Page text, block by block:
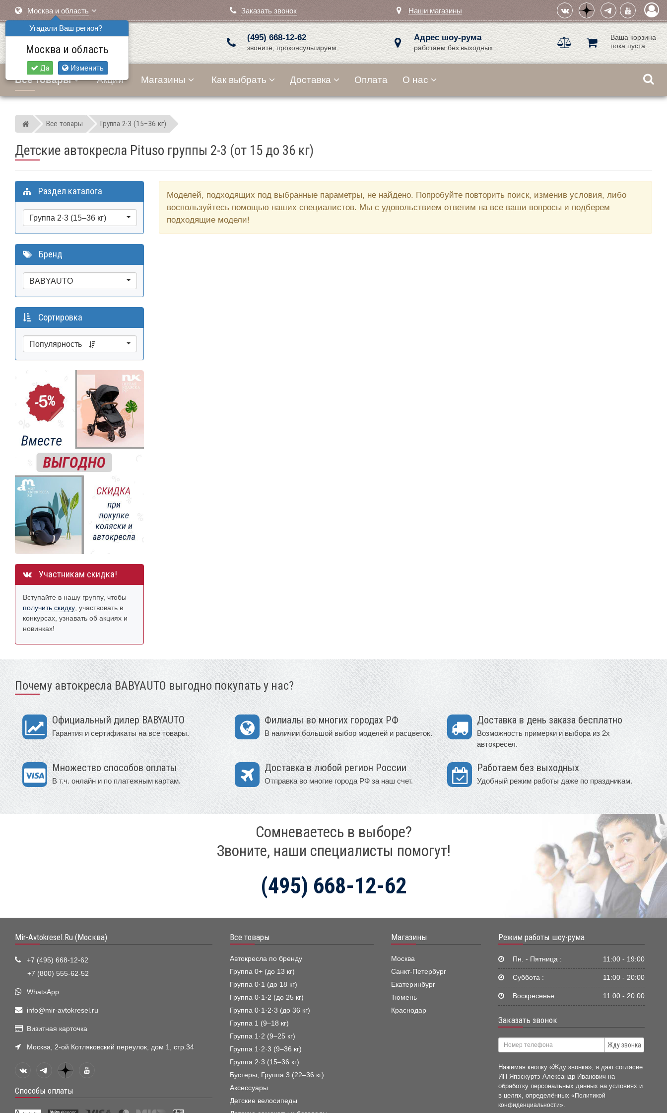
Москва и область
Угадали Ваш регион?
Москва и область
Да Изменить
Заказать звонок Наши магазины
(495) 668-12-62
звоните, проконсультируем
Адрес шоу-рума
работаем без выходных
Ваша корзина
пока пуста
Все товары Акции Магазины Как выбрать Доставка Оплата О нас
Мир детских автокресел
Все товары Группа 2·3 (15–36 кг)
Детские автокресла Pituso группы 2-3 (от 15 до 36 кг)
Моделей, подходящих под выбранные параметры, не найдено. Попробуйте повторить поиск, изменив условия, либо
воспользуйтесь помощью наших специалистов. Мы с удовольствием ответим на все ваши вопросы и подберем
подходящие модели!
Раздел каталога
Группа 2·3 (15–36 кг)
Бренд
BABYAUTO
Сортировка
Популярность
Участникам скидка!
Вступайте в нашу группу, чтобы
получить скидку , участвовать в
конкурсах, узнавать об акциях и
новинках!
Почему автокресла BABYAUTO выгодно покупать у нас?
Официальный дилер BABYAUTO
Гарантия и сертификаты на все товары.
Филиалы во многих городах РФ
В наличии большой выбор моделей и расцветок.
Доставка в день заказа бесплатно
Возможность примерки и выбора из 2х
автокресел.
Множество способов оплаты
В т.ч. онлайн и по платежным картам.
Доставка в любой регион России
Отправка во многие города РФ за наш счет.
Работаем без выходных
Удобный режим работы даже по праздникам.
Сомневаетесь в выборе?
Звоните, наши специалисты помогут!
(495) 668-12-62
Mir-Avtokresel.Ru (Москва)
+7 (495) 668-12-62
+7 (800) 555-62-52
WhatsApp
info@mir-avtokresel.ru
Визитная карточка
Москва, 2-ой Котляковский переулок, дом 1, стр.34
Способы оплаты
Все товары
Автокресла по бренду
Группа 0+ (до 13 кг)
Группа 0·1 (до 18 кг)
Группа 0·1·2 (до 25 кг)
Группа 0·1·2·3 (до 36 кг)
Группа 1 (9–18 кг)
Группа 1·2 (9–25 кг)
Группа 1·2·3 (9–36 кг)
Группа 2·3 (15–36 кг)
Бустеры, Группа 3 (22–36 кг)
Аксессуары
Детские велосипеды
Магазины
Москва
Санкт-Петербург
Екатеринбург
Тюмень
Краснодар
Режим работы шоу-рума
Пн. - Пятница : 11:00 - 19:00
Суббота : 11:00 - 20:00
Воскресенье : 11:00 - 20:00
Заказать звонок
Жду звонка
Нажимая кнопку «Жду звонка», я даю согласие
ИП Япэскуртэ Александр Иванович на
обработку персональных данных на условиях и
в целях, определённых«Политикой
конфиденциальности»